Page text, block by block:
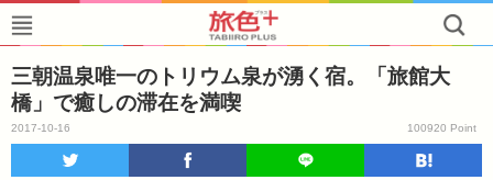
三朝温泉唯一のトリウム泉が湧く宿。「旅館大
橋」で癒しの滞在を満喫
2017-10-16 100920 Point